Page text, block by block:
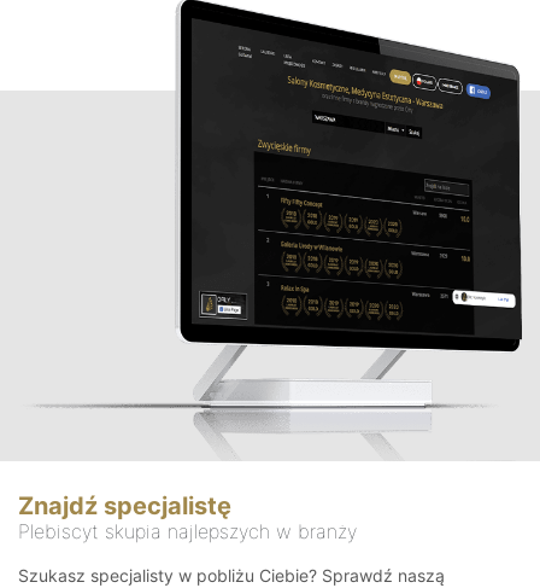
Znajdź specjalistę
Plebiscyt skupia najlepszych w branży
Szukasz specjalisty w pobliżu Ciebie? Sprawdź naszą